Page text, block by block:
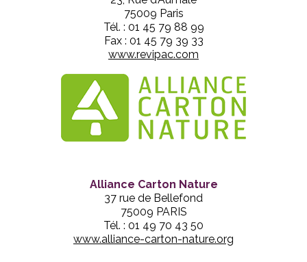
75009 Paris
Tél. : 01 45 79 88 99
Fax : 01 45 79 39 33
www.revipac.com
Alliance Carton Nature
37 rue de Bellefond
75009 PARIS
Tél. : 01 49 70 43 50
www.alliance-carton-nature.org